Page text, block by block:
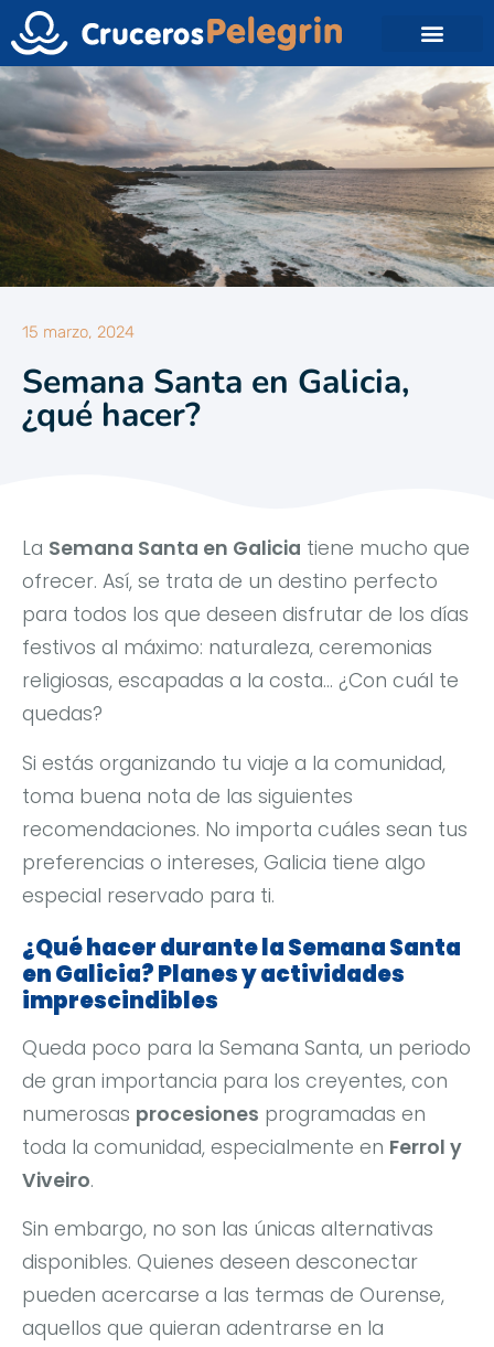
15 marzo, 2024
Semana Santa en Galicia,
¿qué hacer?
La Semana Santa en Galicia tiene mucho que
ofrecer. Así, se trata de un destino perfecto
para todos los que deseen disfrutar de los días
festivos al máximo: naturaleza, ceremonias
religiosas, escapadas a la costa… ¿Con cuál te
quedas?
Si estás organizando tu viaje a la comunidad,
toma buena nota de las siguientes
recomendaciones. No importa cuáles sean tus
preferencias o intereses, Galicia tiene algo
especial reservado para ti.
¿Qué hacer durante la Semana Santa
en Galicia? Planes y actividades
imprescindibles
Queda poco para la Semana Santa, un periodo
de gran importancia para los creyentes, con
numerosas procesiones programadas en
toda la comunidad, especialmente en Ferrol y
Viveiro.
Sin embargo, no son las únicas alternativas
disponibles. Quienes deseen desconectar
pueden acercarse a las termas de Ourense,
aquellos que quieran adentrarse en la